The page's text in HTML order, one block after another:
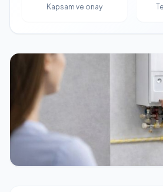
Kapsam ve onay